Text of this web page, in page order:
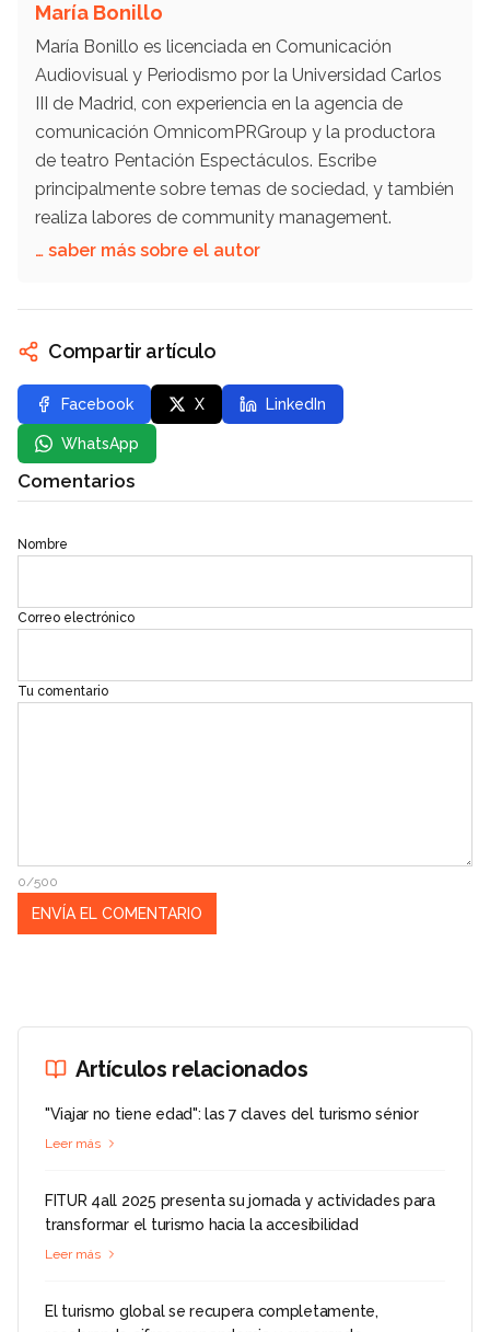
María Bonillo
María Bonillo es licenciada en Comunicación
Audiovisual y Periodismo por la Universidad Carlos
III de Madrid, con experiencia en la agencia de
comunicación OmnicomPRGroup y la productora
de teatro Pentación Espectáculos. Escribe
principalmente sobre temas de sociedad, y también
realiza labores de community management.
… saber más sobre el autor
Compartir artículo
Facebook X LinkedIn
WhatsApp
Comentarios
Nombre
Correo electrónico
Tu comentario
0/500
Artículos relacionados
"Viajar no tiene edad": las 7 claves del turismo sénior
Leer más
FITUR 4all 2025 presenta su jornada y actividades para
transformar el turismo hacia la accesibilidad
Leer más
El turismo global se recupera completamente,